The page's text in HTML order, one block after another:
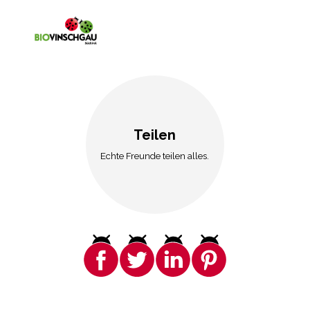
Teilen
Echte Freunde teilen alles.